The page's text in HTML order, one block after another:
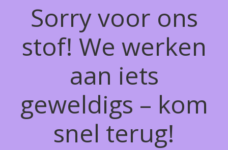
Sorry voor ons
stof! We werken
aan iets
geweldigs – kom
snel terug!